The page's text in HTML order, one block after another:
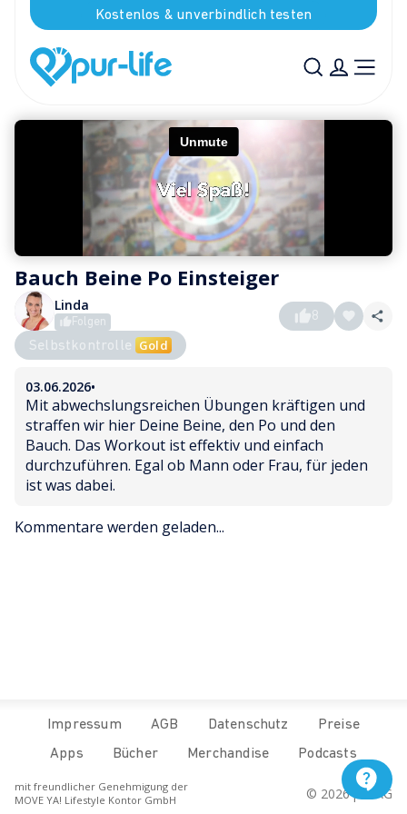
Kostenlos & unverbindlich testen
Bauch Beine Po Einsteiger
Linda
Folgen 8
Selbstkontrolle Gold
03.06.2026•
Mit abwechslungsreichen Übungen kräftigen und
straffen wir hier Deine Beine, den Po und den
Bauch. Das Workout ist effektiv und einfach
durchzuführen. Egal ob Mann oder Frau, für jeden
ist was dabei.
Kommentare werden geladen...
Impressum AGB Datenschutz
Preise
Apps
Bücher Merchandise Podcasts
mit freundlicher Genehmigung der
MOVE YA! Lifestyle Kontor GmbH
© 2026 pur.AG